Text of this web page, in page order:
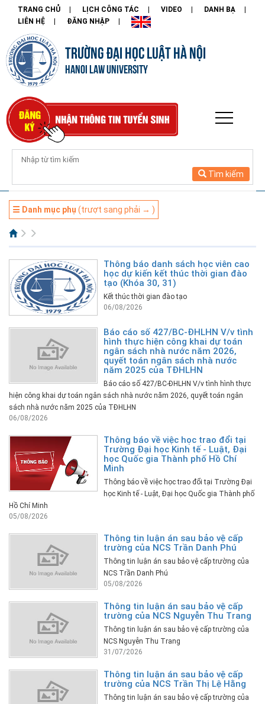
TRANG CHỦ LỊCH CÔNG TÁC VIDEO
DANH BẠ
LIÊN HỆ
ĐĂNG NHẬP
TRƯỜNG ĐẠI HỌC LUẬT HÀ NỘI
HANOI LAW UNIVERSITY
Tìm kiếm
☰ Danh mục phụ (trượt sang phải → )
Thông báo danh sách học viên cao
học dự kiến kết thúc thời gian đào
tạo (Khóa 30, 31)
Kết thúc thời gian đào tạo
06/08/2026
Báo cáo số 427/BC-ĐHLHN V/v tình
hình thực hiện công khai dự toán
ngân sách nhà nước năm 2026,
quyết toán ngân sách nhà nước
năm 2025 của TĐHLHN
Báo cáo số 427/BC-ĐHLHN V/v tình hình thực
hiện công khai dự toán ngân sách nhà nước năm 2026, quyết toán ngân
sách nhà nước năm 2025 của TĐHLHN
06/08/2026
Thông báo về việc học trao đổi tại
Trường Đại học Kinh tế - Luật, Đại
học Quốc gia Thành phố Hồ Chí
Minh
Thông báo về việc học trao đổi tại Trường Đại
học Kinh tế - Luật, Đại học Quốc gia Thành phố
Hồ Chí Minh
05/08/2026
Thông tin luận án sau bảo vệ cấp
trường của NCS Trần Danh Phú
Thông tin luận án sau bảo vệ cấp trường của
NCS Trần Danh Phú
05/08/2026
Thông tin luận án sau bảo vệ cấp
trường của NCS Nguyễn Thu Trang
Thông tin luận án sau bảo vệ cấp trường của
NCS Nguyễn Thu Trang
31/07/2026
Thông tin luận án sau bảo vệ cấp
trường của NCS Trần Thị Lệ Hằng
Thông tin luận án sau bảo vệ cấp trường của